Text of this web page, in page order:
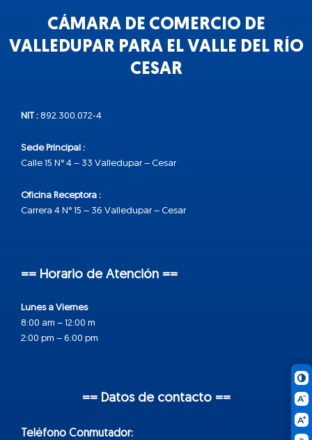
CÁMARA DE COMERCIO DE
VALLEDUPAR PARA EL VALLE DEL RÍO
CESAR
NIT : 892.300.072-4
Sede Principal :
Calle 15 N° 4 – 33 Valledupar – Cesar
Oficina Receptora :
Carrera 4 N° 15 – 36 Valledupar – Cesar
== Horario de Atención ==
Lunes a Viernes
8:00 am – 12:00 m
2:00 pm – 6:00 pm
== Datos de contacto ==
Teléfono Conmutador: